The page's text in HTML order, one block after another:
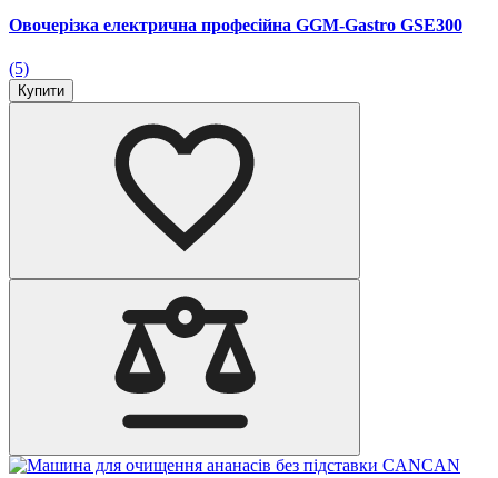
Овочерізка електрична професійна GGM-Gastro GSE300
(5)
Купити